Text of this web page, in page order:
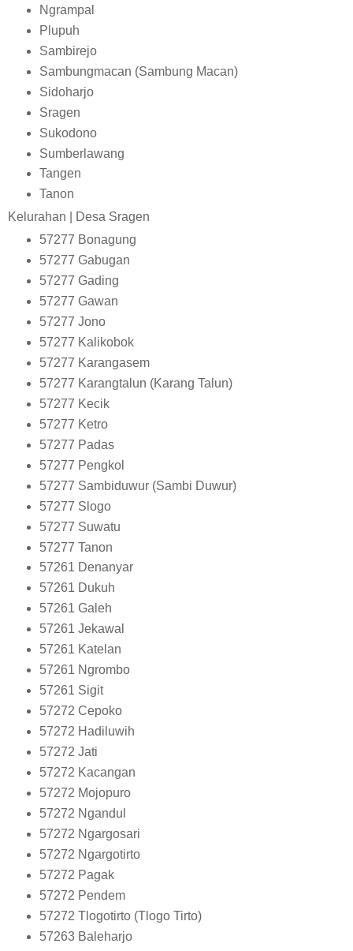
Ngrampal
Plupuh
Sambirejo
Sambungmacan (Sambung Macan)
Sidoharjo
Sragen
Sukodono
Sumberlawang
Tangen
Tanon
Kelurahan | Desa Sragen
57277 Bonagung
57277 Gabugan
57277 Gading
57277 Gawan
57277 Jono
57277 Kalikobok
57277 Karangasem
57277 Karangtalun (Karang Talun)
57277 Kecik
57277 Ketro
57277 Padas
57277 Pengkol
57277 Sambiduwur (Sambi Duwur)
57277 Slogo
57277 Suwatu
57277 Tanon
57261 Denanyar
57261 Dukuh
57261 Galeh
57261 Jekawal
57261 Katelan
57261 Ngrombo
57261 Sigit
57272 Cepoko
57272 Hadiluwih
57272 Jati
57272 Kacangan
57272 Mojopuro
57272 Ngandul
57272 Ngargosari
57272 Ngargotirto
57272 Pagak
57272 Pendem
57272 Tlogotirto (Tlogo Tirto)
57263 Baleharjo